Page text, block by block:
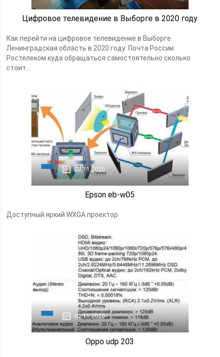
Цифровое телевидение в Выборге в 2020 году
Как перейти на цифровое телевидение в Выборге
Ленинградская область в 2020 году: Почта России
Ростелеком куда обращаться самостоятельно сколько
стоит...
02.11.2020
Epson eb-w05
Доступный яркий WXGA проектор
02.11.2020
Oppo udp 203